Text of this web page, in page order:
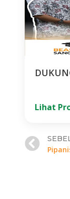
Lihat
Prev